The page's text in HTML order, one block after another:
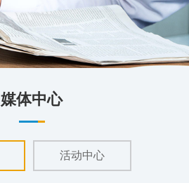
媒体中心
活动中心